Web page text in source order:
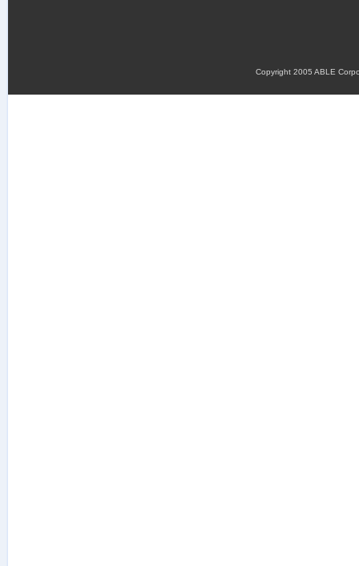
Copyright 2005 ABLE